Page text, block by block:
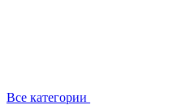
Все категории